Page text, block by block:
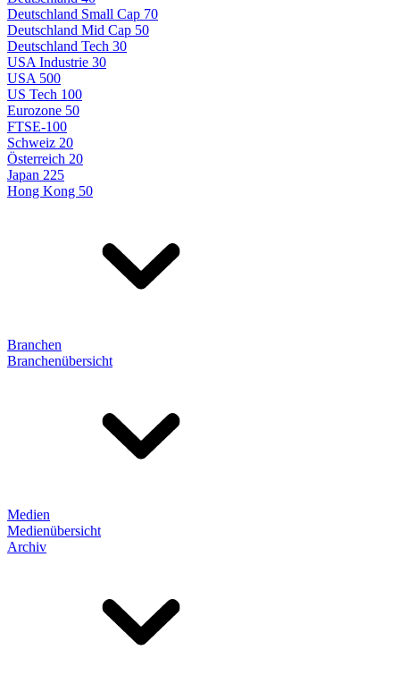
Deutschland Small Cap 70
Deutschland Mid Cap 50
Deutschland Tech 30
USA Industrie 30
USA 500
US Tech 100
Eurozone 50
FTSE-100
Schweiz 20
Österreich 20
Japan 225
Hong Kong 50
Branchen
Branchenübersicht
Medien
Medienübersicht
Archiv